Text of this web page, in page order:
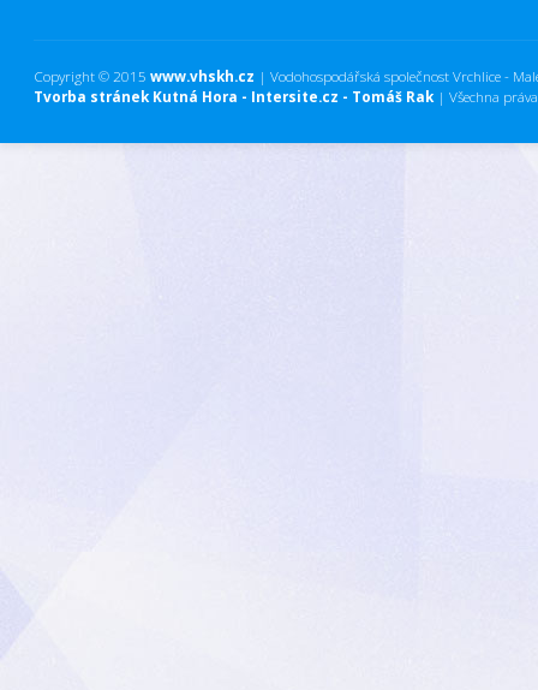
Copyright © 2015 www.vhskh.cz | Vodohospodářská společnost Vrchlice -
Tvorba stránek Kutná Hora - Intersite.cz - Tomáš Rak | Všechna